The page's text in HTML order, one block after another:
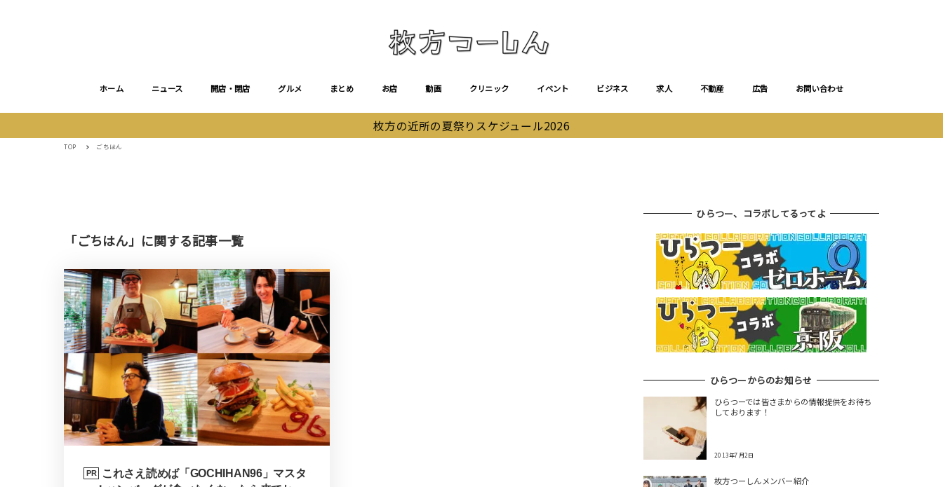
ホーム ニュース 開店・閉店 グルメ まとめ お店 動画 クリニック イベント ビジネス 求人 不動産 広告 お問い合わせ
枚方の近所の夏祭りスケジュール2026
TOP ごちはん
「ごちはん」に関する記事一覧
PR
これさえ読めば「GOCHIHAN96」マスタ
ひらつー、コラボしてるってよ
ひらつーからのお知らせ
ひらつーでは皆さまからの情報提供をお待ち
しております！
2013年7月2日
枚方つーしんメンバー紹介